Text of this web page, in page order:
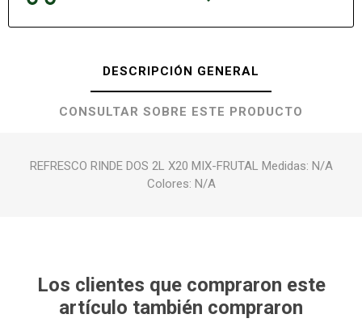
DESCRIPCIÓN GENERAL
CONSULTAR SOBRE ESTE PRODUCTO
REFRESCO RINDE DOS 2L X20 MIX-FRUTAL Medidas: N/A
Colores: N/A
Los clientes que compraron este
artículo también compraron